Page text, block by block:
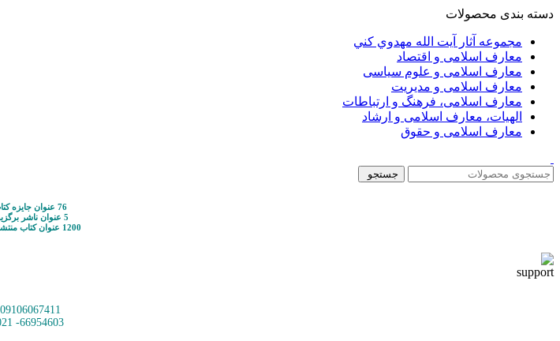
دسته بندی محصولات
مجموعه آثار آيت الله مهدوي كني
معارف اسلامی و اقتصاد
معارف اسلامی و علوم سیاسی
معارف اسلامی و مدیریت
معارف اسلامی، فرهنگ و ارتباطات
الهیات، معارف اسلامی و ارشاد
معارف اسلامی و حقوق
جستجو
76 عنوان جایزه کتاب
5 عنوان ناشر برگزیده
1200 عنوان کتاب منتشرشده
09106067411
66954603- 021